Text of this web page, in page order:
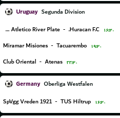
Uruguay Segunda Division
Club Atletico River Plate - Huracan F.C. ۱۶:۳۰
Miramar Misiones - Tacuarembo ۱۹:۳۰
Club Oriental - Atenas ۲۲:۳۰
Germany Oberliga Westfalen
SpVgg Vreden 1921 - TUS Hiltrup ۱۶:۳۰